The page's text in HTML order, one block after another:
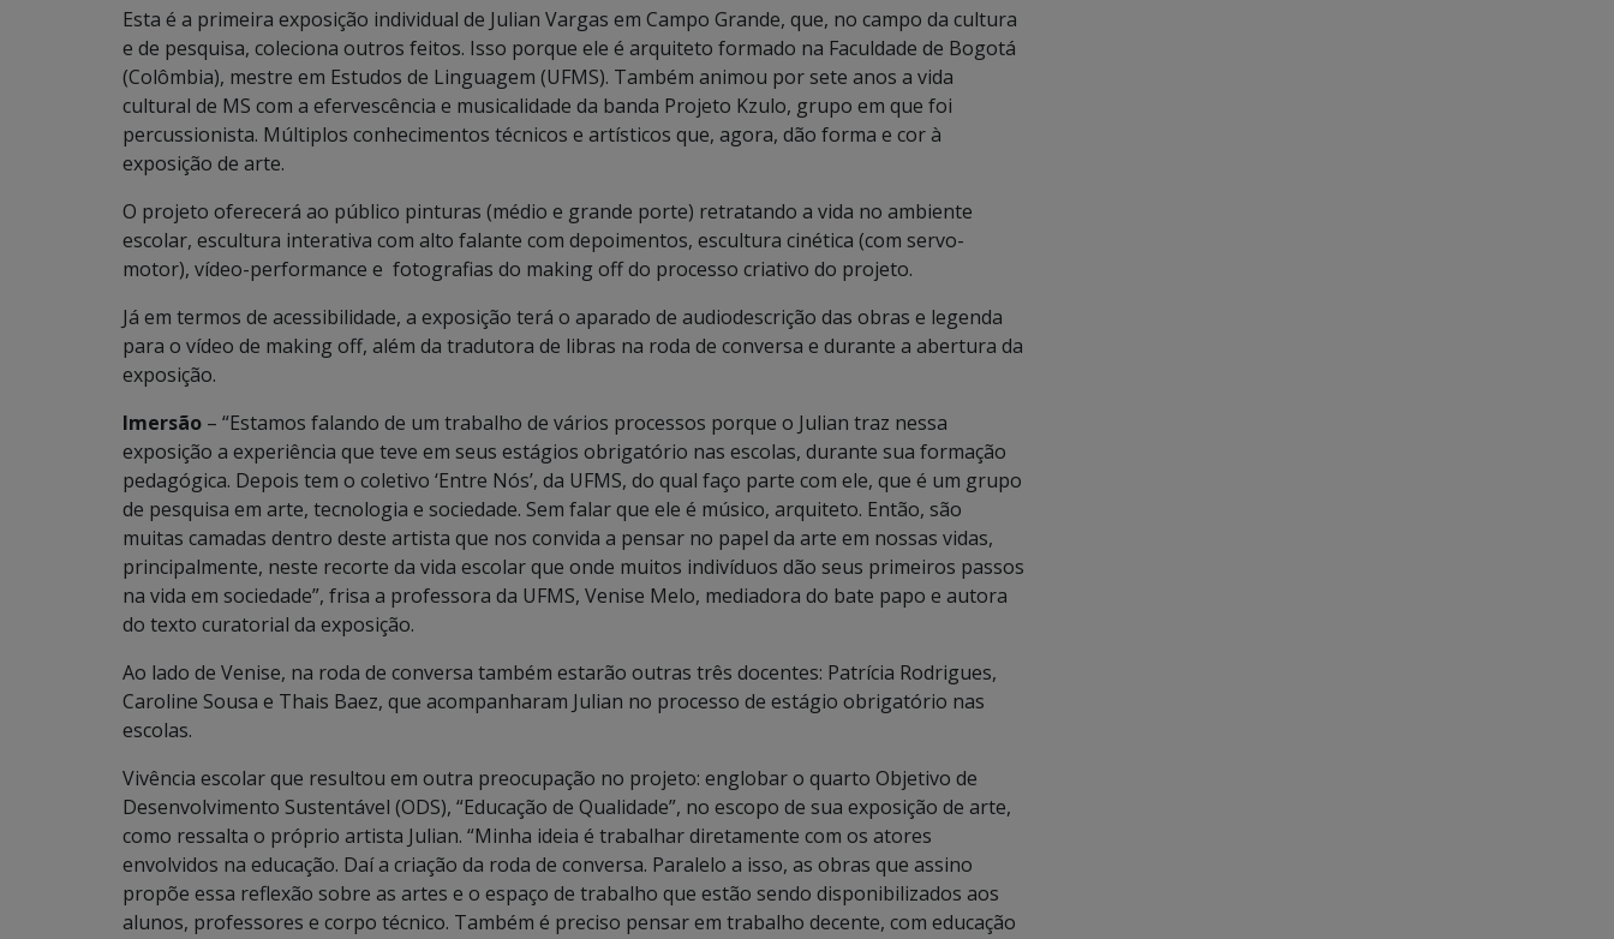
Esta é a primeira exposição individual de Julian Vargas em Campo Grande, que, no campo da cultura
e de pesquisa, coleciona outros feitos. Isso porque ele é arquiteto formado na Faculdade de Bogotá
(Colômbia), mestre em Estudos de Linguagem (UFMS). Também animou por sete anos a vida
cultural de MS com a efervescência e musicalidade da banda Projeto Kzulo, grupo em que foi
percussionista. Múltiplos conhecimentos técnicos e artísticos que, agora, dão forma e cor à
exposição de arte.
O projeto oferecerá ao público pinturas (médio e grande porte) retratando a vida no ambiente
escolar, escultura interativa com alto falante com depoimentos, escultura cinética (com servo-
motor), vídeo-performance e fotografias do making off do processo criativo do projeto.
Já em termos de acessibilidade, a exposição terá o aparado de audiodescrição das obras e legenda
para o vídeo de making off, além da tradutora de libras na roda de conversa e durante a abertura da
exposição.
Imersão – “Estamos falando de um trabalho de vários processos porque o Julian traz nessa
exposição a experiência que teve em seus estágios obrigatório nas escolas, durante sua formação
pedagógica. Depois tem o coletivo ‘Entre Nós’, da UFMS, do qual faço parte com ele, que é um grupo
de pesquisa em arte, tecnologia e sociedade. Sem falar que ele é músico, arquiteto. Então, são
muitas camadas dentro deste artista que nos convida a pensar no papel da arte em nossas vidas,
principalmente, neste recorte da vida escolar que onde muitos indivíduos dão seus primeiros passos
na vida em sociedade”, frisa a professora da UFMS, Venise Melo, mediadora do bate papo e autora
do texto curatorial da exposição.
Ao lado de Venise, na roda de conversa também estarão outras três docentes: Patrícia Rodrigues,
Caroline Sousa e Thais Baez, que acompanharam Julian no processo de estágio obrigatório nas
escolas.
Vivência escolar que resultou em outra preocupação no projeto: englobar o quarto Objetivo de
Desenvolvimento Sustentável (ODS), “Educação de Qualidade”, no escopo de sua exposição de arte,
como ressalta o próprio artista Julian. “Minha ideia é trabalhar diretamente com os atores
envolvidos na educação. Daí a criação da roda de conversa. Paralelo a isso, as obras que assino
propõe essa reflexão sobre as artes e o espaço de trabalho que estão sendo disponibilizados aos
alunos, professores e corpo técnico. Também é preciso pensar em trabalho decente, com educação